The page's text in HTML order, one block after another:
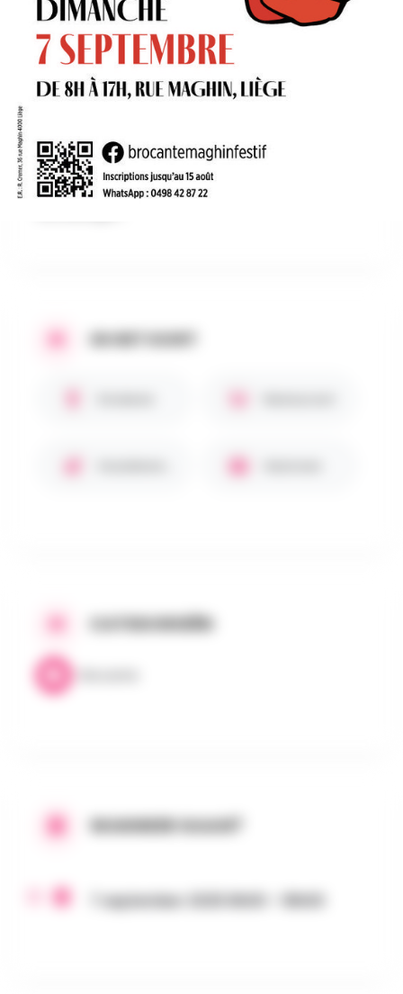
OP HET PROGRAMMA
Feestelijke rommelmarkt georganiseerd door de
de wijk Saint-Léonard. Bar, barbecue en smaken
van over de hele wereld. Muzikaal entertainment:
Fanfare du Nord en de Bâtons du Nord en andere
IN HET KORT
CATEGORIEËN
WANNEER GAAN?
7 september 2025 8h00 - 18h00